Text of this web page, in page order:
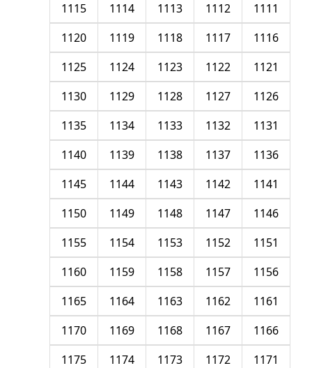
1111
1112
1113
1114
1115
1116
1117
1118
1119
1120
1121
1122
1123
1124
1125
1126
1127
1128
1129
1130
1131
1132
1133
1134
1135
1136
1137
1138
1139
1140
1141
1142
1143
1144
1145
1146
1147
1148
1149
1150
1151
1152
1153
1154
1155
1156
1157
1158
1159
1160
1161
1162
1163
1164
1165
1166
1167
1168
1169
1170
1171
1172
1173
1174
1175